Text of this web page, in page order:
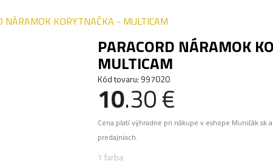
NÁRAMOK KORYTNAČKA - MULTICAM
PARACORD NÁRAMOK
MULTICAM
Kód tovaru: 997020
10.30 €
Cena platí výhradne pri nákupe v eshope
predajniach.
1 farba